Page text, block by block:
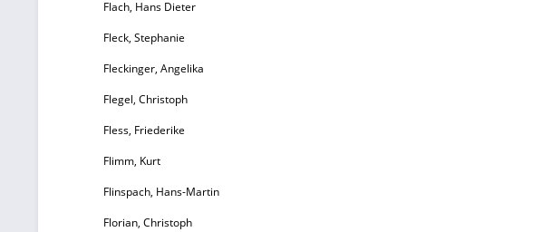
Flach, Hans Dieter
Fleck, Stephanie
Fleckinger, Angelika
Flegel, Christoph
Fless, Friederike
Flimm, Kurt
Flinspach, Hans-Martin
Florian, Christoph